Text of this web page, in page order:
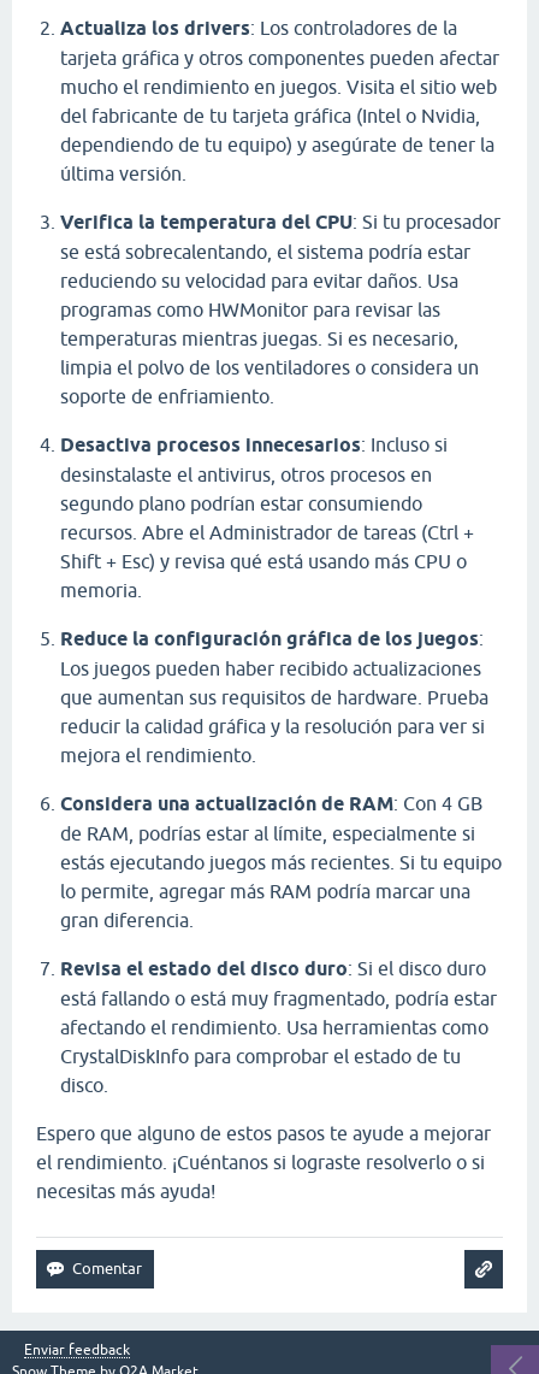
Actualiza los drivers: Los controladores de la
tarjeta gráfica y otros componentes pueden afectar
mucho el rendimiento en juegos. Visita el sitio web
del fabricante de tu tarjeta gráfica (Intel o Nvidia,
dependiendo de tu equipo) y asegúrate de tener la
última versión.
Verifica la temperatura del CPU: Si tu procesador
se está sobrecalentando, el sistema podría estar
reduciendo su velocidad para evitar daños. Usa
programas como HWMonitor para revisar las
temperaturas mientras juegas. Si es necesario,
limpia el polvo de los ventiladores o considera un
soporte de enfriamiento.
Desactiva procesos innecesarios: Incluso si
desinstalaste el antivirus, otros procesos en
segundo plano podrían estar consumiendo
recursos. Abre el Administrador de tareas (Ctrl +
Shift + Esc) y revisa qué está usando más CPU o
memoria.
Reduce la configuración gráfica de los juegos:
Los juegos pueden haber recibido actualizaciones
que aumentan sus requisitos de hardware. Prueba
reducir la calidad gráfica y la resolución para ver si
mejora el rendimiento.
Considera una actualización de RAM: Con 4 GB
de RAM, podrías estar al límite, especialmente si
estás ejecutando juegos más recientes. Si tu equipo
lo permite, agregar más RAM podría marcar una
gran diferencia.
Revisa el estado del disco duro: Si el disco duro
está fallando o está muy fragmentado, podría estar
afectando el rendimiento. Usa herramientas como
CrystalDiskInfo para comprobar el estado de tu
disco.
Espero que alguno de estos pasos te ayude a mejorar
el rendimiento. ¡Cuéntanos si lograste resolverlo o si
necesitas más ayuda!
Enviar feedback